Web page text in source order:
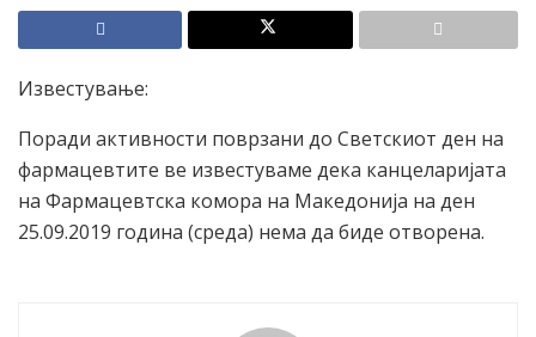
Известување:
Поради активности поврзани до Светскиот ден на
фармацевтите ве известуваме дека канцеларијата
на Фармацевтска комора на Македонија на ден
25.09.2019 година (среда) нема да биде отворена.